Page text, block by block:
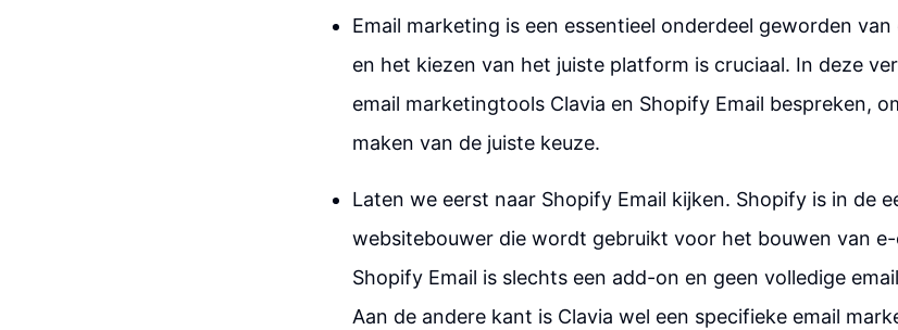
Email marketing is een essentieel onderdeel geworden
en het kiezen van het juiste platform is cruciaal. In deze
email marketingtools Clavia en Shopify Email bespreken,
maken van de juiste keuze.
Laten we eerst naar Shopify Email kijken. Shopify is in de
websitebouwer die wordt gebruikt voor het bouwen van
Shopify Email is slechts een add-on en geen volledige
Aan de andere kant is Clavia wel een specifieke email